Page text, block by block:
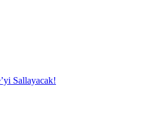
Sallayacak!